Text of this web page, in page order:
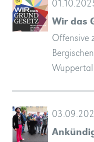
Wir das
Offensive
Wuppertal